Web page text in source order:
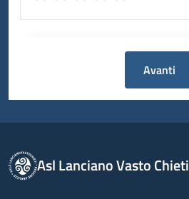
Avanti
Asl Lanciano Vasto Chieti